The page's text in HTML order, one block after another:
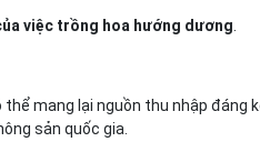
việc trồng hoa hướng dương
mang lại nguồn thu nhập
sản quốc gia.